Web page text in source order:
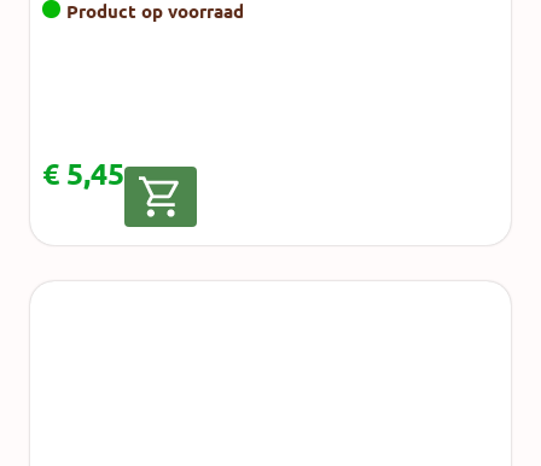
Product op voorraad
€ 5,45